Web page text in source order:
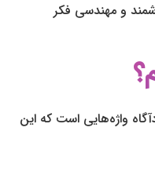
و مهندسی فکر
واژه‌هایی است که این